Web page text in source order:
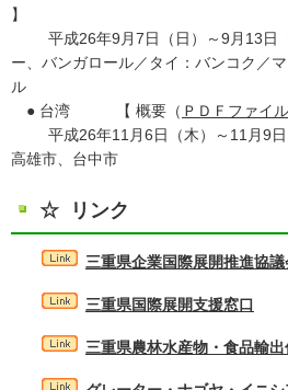
】
平成26年9月7日（日）～9月13日
ー、バンガロール／タイ：バンコク／
ル
● 台湾 【 概要（ ＰＤＦファイ
平成26年11月6日（木）～11月9日
高雄市、台中市
☆ リンク
三重県企業国際展開推進協議
三重県国際展開支援窓口
三重県農林水産物・食品輸